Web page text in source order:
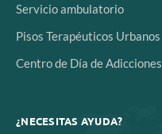
Servicio ambulatorio
Pisos Terapéuticos Urbanos
Centro de Día de Adicciones
¿NECESITAS AYUDA?